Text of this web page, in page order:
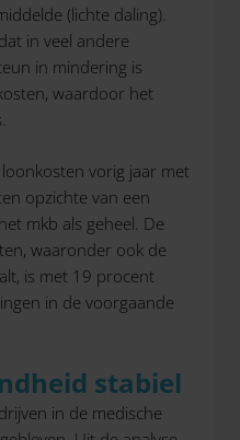
(lichte daling).
in veel andere
in mindering is
waardoor het
vorig jaar met
opzichte van een
mkb als geheel. De
waaronder ook de
is met 19 procent
in de voorgaande
stabiel
in de medische